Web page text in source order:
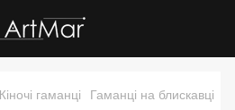
гаманці Гаманці на блискавці